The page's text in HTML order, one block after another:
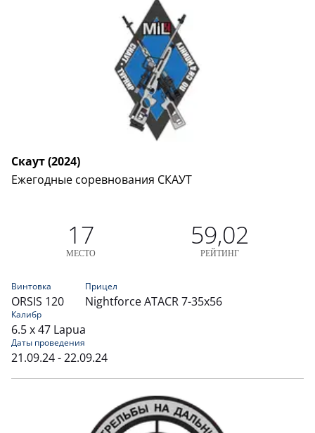
Скаут (2024)
Ежегодные соревнования СКАУТ
17
МЕСТО
59,02
РЕЙТИНГ
Винтовка
ORSIS 120
Прицел
Nightforce ATACR 7-35x56
Калибр
6.5 x 47 Lapua
Даты проведения
21.09.24 - 22.09.24